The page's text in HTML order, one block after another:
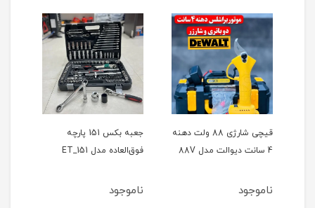
قیچی شارژی 88 ولت دهنه
4 سانت دیوالت مدل 88V
ناموجود
جعبه بکس 151 پارچه
فوق‌العاده مدل ET_151
ناموجود